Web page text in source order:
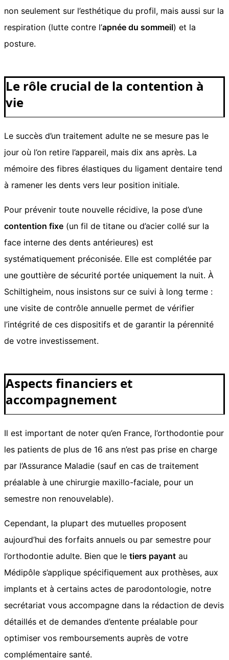
non seulement sur l’esthétique du profil, mais aussi sur la
respiration (lutte contre l’apnée du sommeil) et la
posture.
Le rôle crucial de la contention à
vie
Le succès d’un traitement adulte ne se mesure pas le
jour où l’on retire l’appareil, mais dix ans après. La
mémoire des fibres élastiques du ligament dentaire tend
à ramener les dents vers leur position initiale.
Pour prévenir toute nouvelle récidive, la pose d’une
contention fixe (un fil de titane ou d’acier collé sur la
face interne des dents antérieures) est
systématiquement préconisée. Elle est complétée par
une gouttière de sécurité portée uniquement la nuit. À
Schiltigheim, nous insistons sur ce suivi à long terme :
une visite de contrôle annuelle permet de vérifier
l’intégrité de ces dispositifs et de garantir la pérennité
de votre investissement.
Aspects financiers et
accompagnement
Il est important de noter qu’en France, l’orthodontie pour
les patients de plus de 16 ans n’est pas prise en charge
par l’Assurance Maladie (sauf en cas de traitement
préalable à une chirurgie maxillo-faciale, pour un
semestre non renouvelable).
Cependant, la plupart des mutuelles proposent
aujourd’hui des forfaits annuels ou par semestre pour
l’orthodontie adulte. Bien que le tiers payant au
Médipôle s’applique spécifiquement aux prothèses, aux
implants et à certains actes de parodontologie, notre
secrétariat vous accompagne dans la rédaction de devis
détaillés et de demandes d’entente préalable pour
optimiser vos remboursements auprès de votre
complémentaire santé.